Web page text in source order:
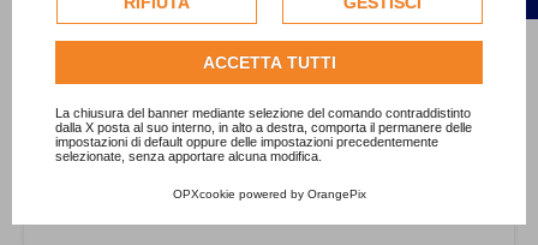
dell'utente.
Consulta l'informativa cookie completa.
ACCETTA TUTTI
La chiusura del banner mediante selezione del comando contraddistinto
dalla X posta al suo interno, in alto a destra, comporta il permanere delle
impostazioni di default oppure delle impostazioni precedentemente
selezionate, senza apportare alcuna modifica.
OPXcookie powered by OrangePix
Guerciotti Veloce S| Shimano 105 Di2| S
Altezza del telaio: